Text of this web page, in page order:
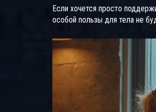
Если хочется просто
особой пользы для тела не